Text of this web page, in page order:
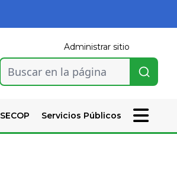
Administrar sitio
Buscar en la página
SECOP Servicios Públicos